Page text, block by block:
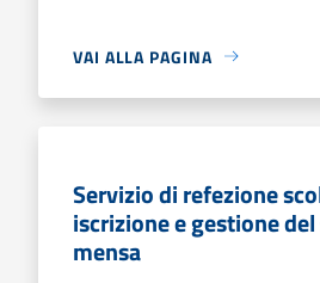
VAI ALLA PAGINA
Servizio di refezione
iscrizione e gestione
mensa